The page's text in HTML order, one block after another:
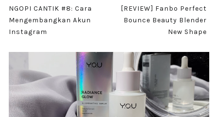
NGOPI CANTIK #8: Cara
Mengembangkan Akun
Instagram
[REVIEW] Fanbo Perfect
Bounce Beauty Blender
New Shape